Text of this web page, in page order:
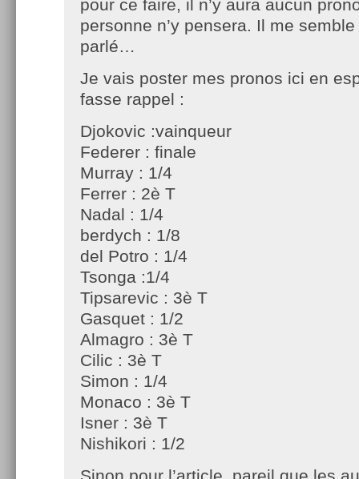
pour ce faire, il n’y aura aucun
personne n’y pensera. Il me
parlé…
Je vais poster mes pronos ici en
fasse rappel :
Djokovic :vainqueur
Federer : finale
Murray : 1/4
Ferrer : 2è T
Nadal : 1/4
berdych : 1/8
del Potro : 1/4
Tsonga :1/4
Tipsarevic : 3è T
Gasquet : 1/2
Almagro : 3è T
Cilic : 3è T
Simon : 1/4
Monaco : 3è T
Isner : 3è T
Nishikori : 1/2